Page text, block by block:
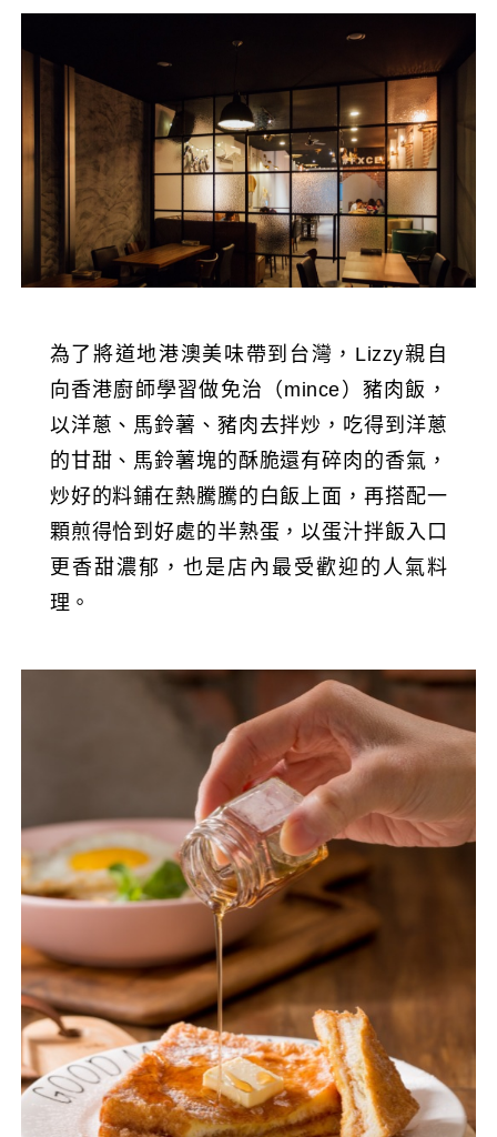
為了將道地港澳美味帶到台灣，Lizzy親自
向香港廚師學習做免治（mince）豬肉飯，
以洋蔥、馬鈴薯、豬肉去拌炒，吃得到洋蔥
的甘甜、馬鈴薯塊的酥脆還有碎肉的香氣，
炒好的料鋪在熱騰騰的白飯上面，再搭配一
顆煎得恰到好處的半熟蛋，以蛋汁拌飯入口
更香甜濃郁，也是店內最受歡迎的人氣料
理。